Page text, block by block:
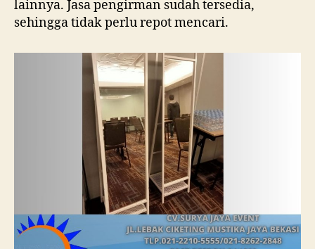
lainnya. Jasa pengirman sudah tersedia,
sehingga tidak perlu repot mencari.